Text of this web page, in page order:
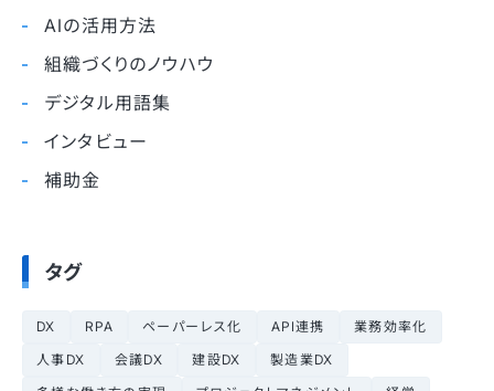
AIの活用方法
組織づくりのノウハウ
デジタル用語集
インタビュー
補助金
タグ
DX RPA ペーパーレス化 API連携
業務効率化
人事DX
会議DX 建設DX
製造業DX